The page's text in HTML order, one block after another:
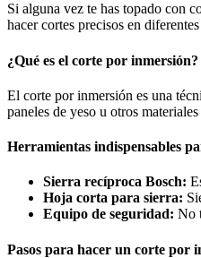
Si alguna vez te has topado con
hacer cortes precisos en
¿Qué es el corte por inmersión?
El corte por inmersión es una
paneles de yeso u otros
Herramientas indispensables
Sierra recíproca Bosch:
Hoja corta para sierra:
Equipo de seguridad: No
Pasos para hacer un corte por